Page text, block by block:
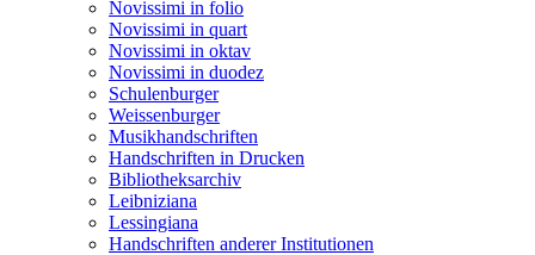
Novissimi in folio
Novissimi in quart
Novissimi in oktav
Novissimi in duodez
Schulenburger
Weissenburger
Musikhandschriften
Handschriften in Drucken
Bibliotheksarchiv
Leibniziana
Lessingiana
Handschriften anderer Institutionen